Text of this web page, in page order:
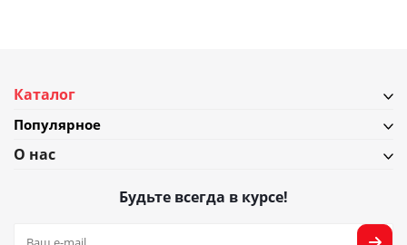
Каталог
Популярное
О нас
Будьте всегда в курсе!